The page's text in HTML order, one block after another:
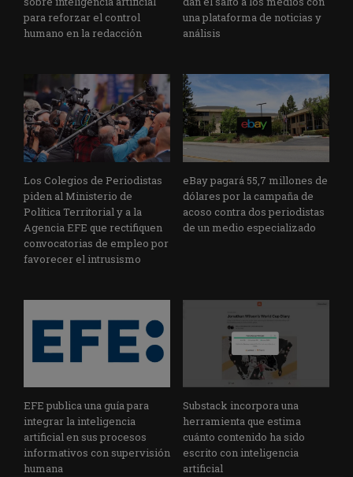
para reforzar el control
humano en la redacción
una plataforma de noticias y
análisis
Los Colegios de Periodistas
piden al Ministerio de
Política Territorial y a la
Agencia EFE que rectifiquen
convocatorias de empleo por
favorecer el intrusismo
eBay pagará 55,7 millones de
dólares por la campaña de
acoso contra dos periodistas
de un medio especializado
EFE publica una guía para
integrar la inteligencia
artificial en sus procesos
informativos con supervisión
humana
Substack incorpora una
herramienta que estima
cuánto contenido ha sido
escrito con inteligencia
artificial